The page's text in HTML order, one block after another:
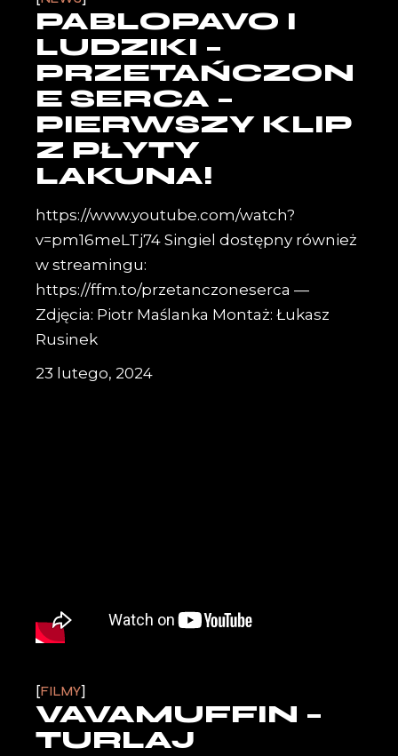
PABLOPAVO I
LUDZIKI –
PRZETAŃCZON
E SERCA –
PIERWSZY KLIP
Z PŁYTY
LAKUNA!
https://www.youtube.com/watch?
v=pm16meLTj74 Singiel dostępny również
w streamingu:
https://ffm.to/przetanczoneserca —
Zdjęcia: Piotr Maślanka Montaż: Łukasz
Rusinek
23 lutego, 2024
FILMY
VAVAMUFFIN –
TURLAJ